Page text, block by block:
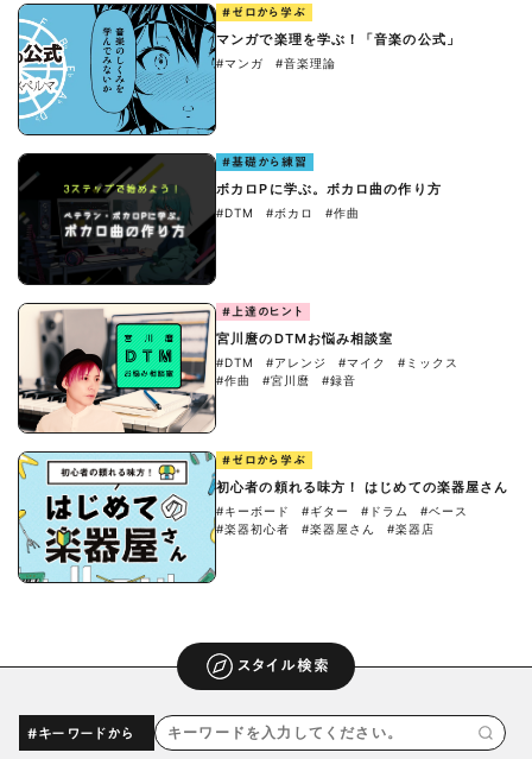
#ゼロから学ぶ
マンガで楽理を学ぶ！「音楽の公式」
#マンガ #音楽理論
#基礎から練習
ボカロPに学ぶ。ボカロ曲の作り方
#DTM #ボカロ #作曲
#上達のヒント
宮川麿のDTMお悩み相談室
#DTM #アレンジ #マイク
#ミックス
#作曲
#宮川麿 #録音
#ゼロから学ぶ
初心者の頼れる味方！ はじめての楽器屋さん
#キーボード #ギター #ドラム
#ベース
#楽器初心者
#楽器屋さん #楽器店
スタイル検索
#キーワードから